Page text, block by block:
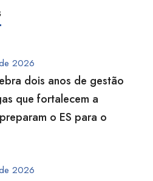
2026
dois anos de gestão
que fortalecem a
o ES para o
2026